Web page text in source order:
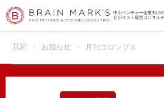
中小ベンチャー企業向けの
ビジネス・経営コンサル
TOP お知らせ 月刊コロンブス